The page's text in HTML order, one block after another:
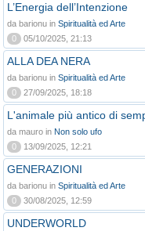
L’Energia dell’Intenzione
da barionu in Spiritualità ed Arte
0
05/10/2025, 21:13
ALLA DEA NERA
da barionu in Spiritualità ed Arte
0
27/09/2025, 18:18
L'animale più antico di
da mauro in Non solo ufo
0
13/09/2025, 12:21
GENERAZIONI
da barionu in Spiritualità ed Arte
0
30/08/2025, 12:59
UNDERWORLD